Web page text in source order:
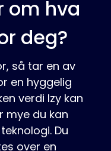
om hva
deg?
så tar en av
en hyggelig
verdi Izy kan
mye du kan
Du
over en